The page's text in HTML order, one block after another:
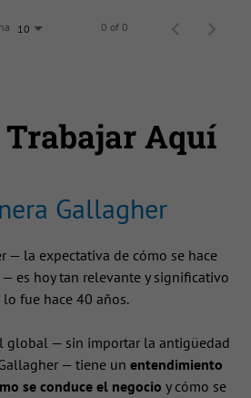
10 0 of 0
Trabajar Aquí
Gallagher
— la expectativa de cómo se hace
es hoy tan relevante y significativo
lo fue hace 40 años.
global — sin importar la antigüedad
— tiene un entendimiento
se conduce el negocio y cómo se